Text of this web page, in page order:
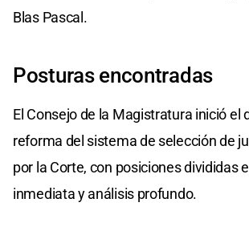
Blas Pascal.
Posturas encontradas
El Consejo de la Magistratura inició el
reforma del sistema de selección de
por la Corte, con posiciones divididas
inmediata y análisis profundo.